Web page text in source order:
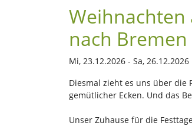
Weihnachten
nach Bremen
Mi, 23.12.2026 - Sa, 26.12.2026
Diesmal zieht es uns über die
gemütlicher Ecken. Und das
Unser Zuhause für die